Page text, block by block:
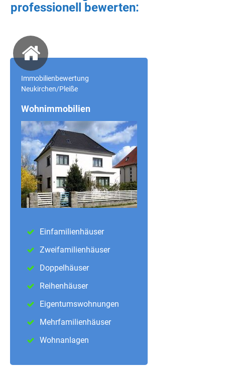
professionell bewerten:
Immobilienbewertung
Neukirchen/Pleiße
Wohnimmobilien
Einfamilienhäuser
Zweifamilienhäuser
Doppelhäuser
Reihenhäuser
Eigentumswohnungen
Mehrfamilienhäuser
Wohnanlagen